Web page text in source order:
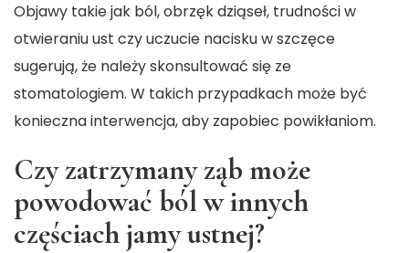
Objawy takie jak ból, obrzęk dziąseł, trudności w
otwieraniu ust czy uczucie nacisku w szczęce
sugerują, że należy skonsultować się ze
stomatologiem. W takich przypadkach może być
konieczna interwencja, aby zapobiec powikłaniom.
Czy zatrzymany ząb może
powodować ból w innych
częściach jamy ustnej?